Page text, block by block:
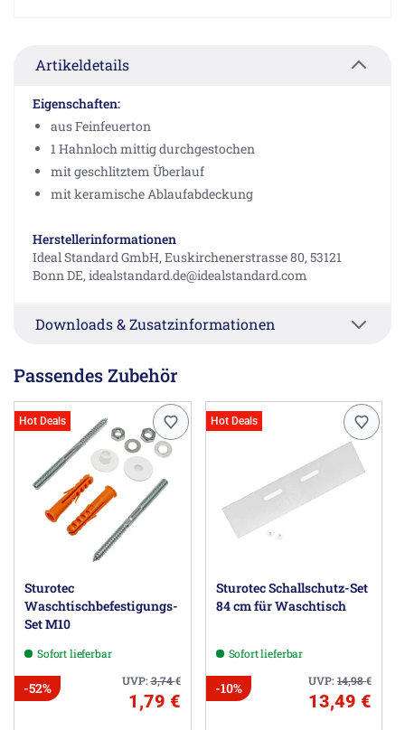
Artikeldetails
Eigenschaften:
aus Feinfeuerton
1 Hahnloch mittig durchgestochen
mit geschlitztem Überlauf
mit keramische Ablaufabdeckung
Herstellerinformationen
Ideal Standard GmbH, Euskirchenerstrasse 80, 53121
Bonn DE, idealstandard.de@idealstandard.com
Downloads & Zusatzinformationen
Passendes Zubehör
Hot Deals
Sturotec
Waschtischbefestigungs-
Set M10
Sofort lieferbar
UVP:3,74€
-52%
1,79 €
Hot Deals
Sturotec Schallschutz-Set
84 cm für Waschtisch
Sofort lieferbar
UVP:14,98€
-10%
13,49 €